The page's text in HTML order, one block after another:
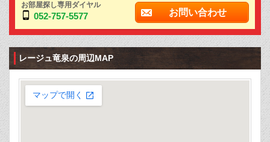
お部屋探し専用ダイヤル
052-757-5577 お問い合わせ
レージュ竜泉の周辺MAP